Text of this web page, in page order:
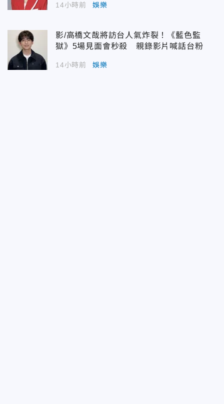
14小時前 娛樂
影/高橋文哉將訪台人氣炸裂！《藍色監
獄》5場見面會秒殺 親錄影片喊話台粉
14小時前 娛樂